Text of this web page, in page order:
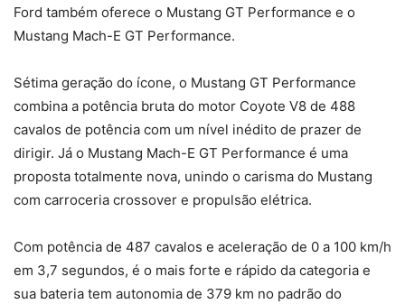
Ford também oferece o Mustang GT Performance e o
Mustang Mach-E GT Performance.
Sétima geração do ícone, o Mustang GT Performance
combina a potência bruta do motor Coyote V8 de 488
cavalos de potência com um nível inédito de prazer de
dirigir. Já o Mustang Mach-E GT Performance é uma
proposta totalmente nova, unindo o carisma do Mustang
com carroceria crossover e propulsão elétrica.
Com potência de 487 cavalos e aceleração de 0 a 100 km/h
em 3,7 segundos, é o mais forte e rápido da categoria e
sua bateria tem autonomia de 379 km no padrão do